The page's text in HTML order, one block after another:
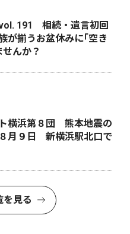
191 相続・遺言初回
揃うお盆休みに｢空き
んか？
横浜第８団 熊本地震の
月９日 新横浜駅北口で
を見る